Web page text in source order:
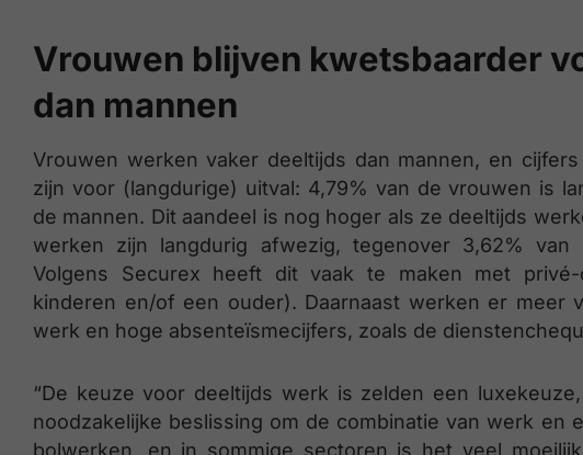
Vrouwen blijven kwetsbaarder
dan mannen
Vrouwen werken vaker deeltijds dan mannen, en
zijn voor (langdurige) uitval: 4,79% van de vrouwen is
de mannen. Dit aandeel is nog hoger als ze deeltijds
werken zijn langdurig afwezig, tegenover 3,62% van
Volgens Securex heeft dit vaak te maken met
kinderen en/of een ouder). Daarnaast werken er meer
werk en hoge absenteïsmecijfers, zoals de
“De keuze voor deeltijds werk is zelden een
noodzakelijke beslissing om de combinatie van werk en
bolwerken, en in sommige sectoren is het veel